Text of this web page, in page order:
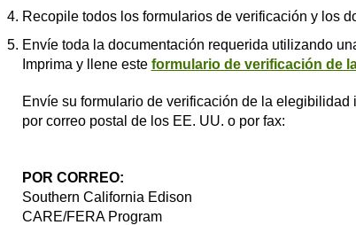
Recopile todos los formularios de verificación y los
Envíe toda la documentación requerida utilizando
Imprima y llene este formulario de verificación de
Envíe su formulario de verificación de la
por correo postal de los EE. UU. o por fax:
POR CORREO:
Southern California Edison
CARE/FERA Program